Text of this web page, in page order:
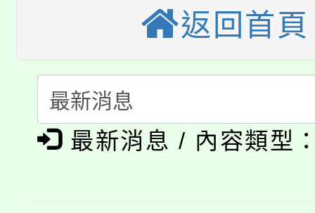
生本土語及新住民語歌
公告本校115學年度第
代理(課)教師甄選結果(
代理(課)教師甄選結果(
轉知中國文化大學推廣
《TA101》溝通分析基
淨零綠生活教案入校路
115年食農教育專業人
返回首頁
最新消息 / 內容類型